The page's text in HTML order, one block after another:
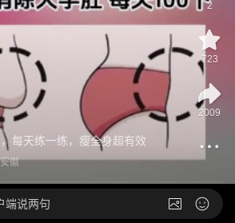
每天练一练，瘦全身超有效
安徽
2
723
2009
端说两句